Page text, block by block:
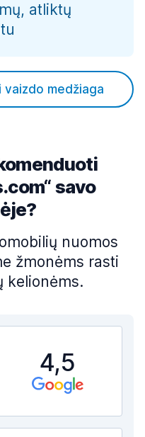
atliktų
vaizdo medžiaga
savo
nuomos
žmonėms rasti
kelionėms.
4,5